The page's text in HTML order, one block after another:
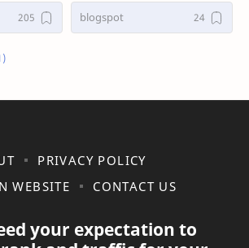
blogspot
PRIVACY POLICY
WEBSITE
CONTACT US
your expectation to